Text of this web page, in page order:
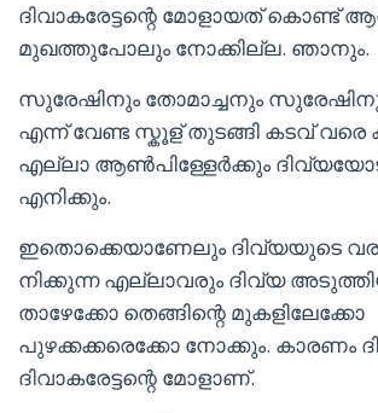
ദിവാകരേട്ടന്റെ മോളായത് കൊണ്ട്
മുഖത്തുപോലും നോക്കില്ല. ഞാനും.
സുരേഷിനും തോമാച്ചനും സുരേഷിനും
എന്ന് വേണ്ട സ്കൂള് തുടങ്ങി കടവ്
എല്ലാ ആൺപിള്ളേർക്കും
എനിക്കും.
ഇതൊക്കെയാണേലും ദിവ്യയുടെ
നിക്കുന്ന എല്ലാവരും ദിവ്യ
താഴേക്കോ തെങ്ങിന്റെ മുകളിലേക്കോ
പുഴക്കക്കരെക്കോ നോക്കും. കാരണം
ദിവാകരേട്ടന്റെ മോളാണ്.